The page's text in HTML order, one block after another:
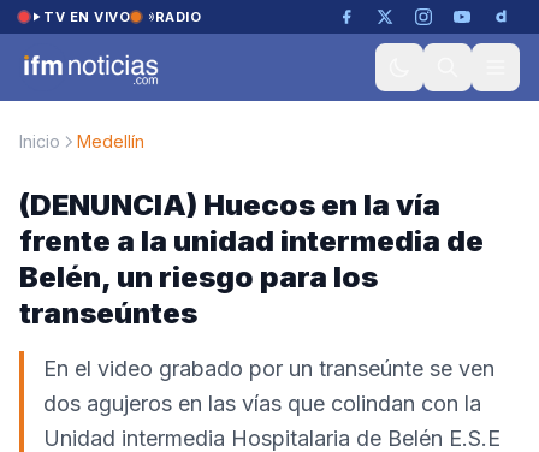
Saltar al contenido
TV EN VIVO RADIO
Inicio Medellín
(DENUNCIA) Huecos en la vía
frente a la unidad intermedia de
Belén, un riesgo para los
transeúntes
En el video grabado por un transeúnte se ven
dos agujeros en las vías que colindan con la
Unidad intermedia Hospitalaria de Belén E.S.E